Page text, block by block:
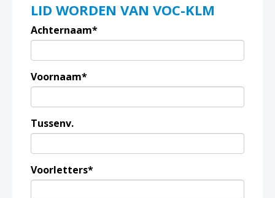
LID WORDEN VAN VOC-KLM
Achternaam*
Voornaam*
Tussenv.
Voorletters*